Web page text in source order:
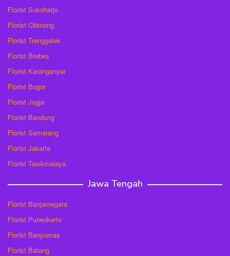
Florist Sukoharjo
Florist Cibinong
Florist Trenggalek
Florist Brebes
Florist Karanganyar
Florist Bogor
Florist Jogja
Florist Bandung
Florist Semarang
Florist Jakarta
Florist Tasikmalaya
Jawa Tengah
Florist Banjarnegara
Florist Purwokerto
Florist Banyumas
Florist Batang